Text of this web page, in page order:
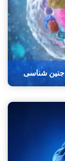
جنین شناسی